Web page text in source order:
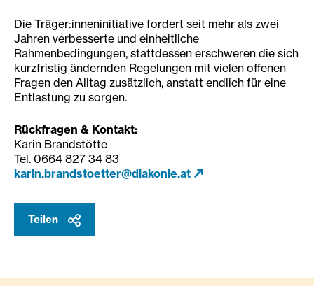
Die Träger:inneninitiative fordert seit mehr als zwei
Jahren verbesserte und einheitliche
Rahmenbedingungen, stattdessen erschweren die sich
kurzfristig ändernden Regelungen mit vielen offenen
Fragen den Alltag zusätzlich, anstatt endlich für eine
Entlastung zu sorgen.
Rückfragen & Kontakt:
Karin Brandstötte
Tel. 0664 827 34 83
karin.brandstoetter@diakonie.at
Teilen